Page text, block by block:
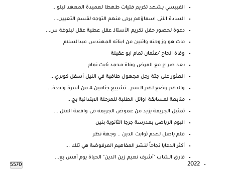
القبيسي يشهد تكريم فتيات طهطا لعميدة المعهد لبلو...
السادة الآتى اسماؤهم يرجى منهم التوجه لقسم التعيين...
دعوة لحضور حفل تكريم الأستاذ عقل عطية عقل لبلوغة س...
مات هو وزوجته واتنين من ابنائه المهندس عبدالسلام
وفاة الحاج /عثمان تمام ابو عقيلة
بعد صراع مع المرض وفاة محمد ثابت تمام
العثور على جثة رجل مجهول طافية في النيل أسفل كوبري...
والدهم وضع لهم السم.. تشييع جثامين 4 من أسرة واحدة...
متابعة لمسابقة اوائل الطلبة للمرحلة الابتدائية بج...
تمثيل الجريمة يزيد من غموض الجريمه فى واقعة القتل ...
اليوم الرياضى بمدرسة جرجا الثانوية بنين
فلم ياصل لهدم ثوابت الدين .. وجهة نظر
أكثر الدعايا نجاحاً لنشر المفاهيم المرفوضة هي تلك ...
فارق الشاب "أشرف نعيم زين الدين" الحياة يوم أمس بع...
2022
5570